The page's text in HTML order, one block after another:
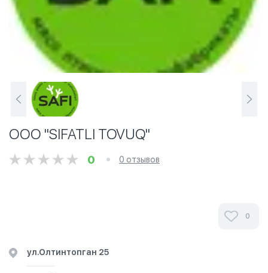
ООО "SIFATLI TOVUQ"
0 0 отзывов
0
ул.Олтинтопган 25